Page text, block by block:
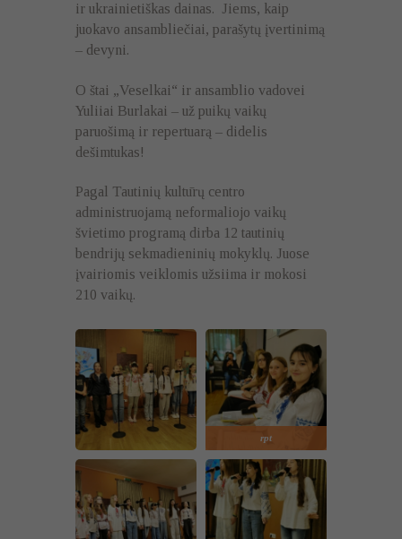
ir ukrainietiškas dainas. Jiems, kaip
juokavo ansambliečiai, parašytų įvertinimą
– devyni.
O štai „Veselkai“ ir ansamblio vadovei
Yuliiai Burlakai – už puikų vaikų
paruošimą ir repertuarą – didelis
dešimtukas!
Pagal Tautinių kultūrų centro
administruojamą neformaliojo vaikų
švietimo programą dirba 12 tautinių
bendrijų sekmadieninių mokyklų. Juose
įvairiomis veiklomis užsiima ir mokosi
210 vaikų.
rpt